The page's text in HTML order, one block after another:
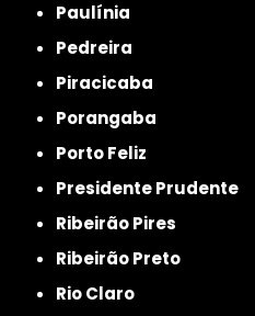
Paulínia
Pedreira
Piracicaba
Porangaba
Porto Feliz
Presidente Prudente
Ribeirão Pires
Ribeirão Preto
Rio Claro